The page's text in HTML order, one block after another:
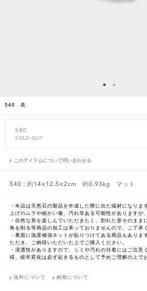
540 表
540
SOLD OUT
このアイテムについて問い合わせる
540 : 約14×12.5×2cm 約0.93kg マット
・本品は天然石の製品を作成した際に出た端材になりま
上げのムラや細かい傷、汚れ等ある可能性がありますが
・自然な形を楽しんでいただきたく、割れた形そのまま
角を削る等商品の加工は承っておりませんので、ご了承
・裏面に強度補強ネットが貼りつけてある商品もありま
ただき、ご納得いただいた上でご購入ください。
・浸透性がありますので、シミや汚れの付着にはご注意
様、経年変化は必ず起きるものとして予めご理解の上で
送料について 納期について